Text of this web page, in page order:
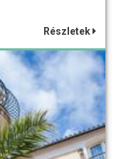
Részletek